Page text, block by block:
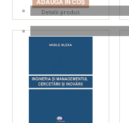
Detalii produs